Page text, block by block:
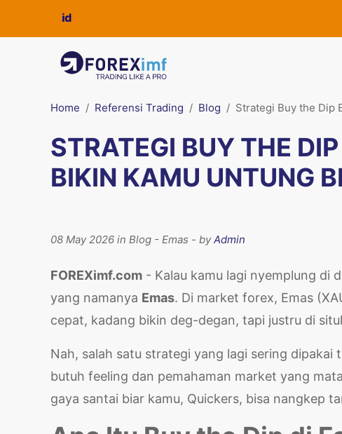
Home Referensi Trading Blog Strategi Buy the Dip
STRATEGI BUY THE
BIKIN KAMU UNTUNG
08 May 2026 in Blog - Emas - byAdmin
FOREXimf.com - Kalau kamu lagi nyemplung di
yang namanya Emas. Di market forex, Emas
cepat, kadang bikin deg-degan, tapi justru di
Nah, salah satu strategi yang lagi sering
butuh feeling dan pemahaman market yang
gaya santai biar kamu, Quickers, bisa nangkep